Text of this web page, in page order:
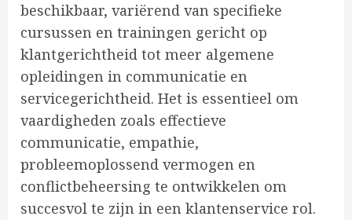
beschikbaar, variërend van specifieke
cursussen en trainingen gericht op
klantgerichtheid tot meer algemene
opleidingen in communicatie en
servicegerichtheid. Het is essentieel om
vaardigheden zoals effectieve
communicatie, empathie,
probleemoplossend vermogen en
conflictbeheersing te ontwikkelen om
succesvol te zijn in een klantenservice rol.